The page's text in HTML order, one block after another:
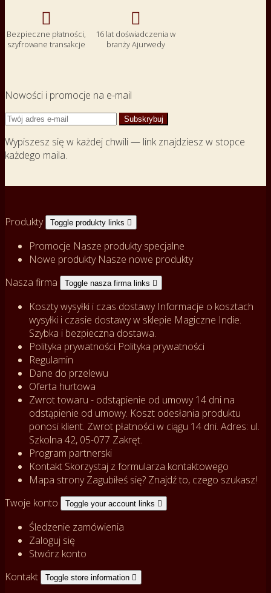

Bezpieczne płatności,
szyfrowane transakcje

16 lat doświadczenia w
branży Ajurwedy
Nowości i promocje na e-mail
Wypiszesz się w każdej chwili — link znajdziesz w stopce
każdego maila.
Produkty Toggle produkty links 
Promocje Nasze produkty specjalne
Nowe produkty Nasze nowe produkty
Nasza firma
Toggle nasza firma links 
Koszty wysyłki i czas dostawy Informacje o kosztach
wysyłki i czasie dostawy w sklepie Magiczne Indie.
Szybka i bezpieczna dostawa.
Polityka prywatności Polityka prywatności
Regulamin
Dane do przelewu
Oferta hurtowa
Zwrot towaru - odstąpienie od umowy14 dni na
odstąpienie od umowy. Koszt odesłania produktu
ponosi klient. Zwrot płatności w ciągu 14 dni. Adres: ul.
Szkolna 42, 05-077 Zakręt.
Program partnerski
Kontakt Skorzystaj z formularza kontaktowego
Mapa stronyZagubiłeś się? Znajdź to, czego szukasz!
Twoje konto
Toggle your account links 
Śledzenie zamówienia
Zaloguj się
Stwórz konto
Kontakt
Toggle store information 